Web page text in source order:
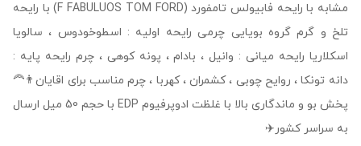
مشابه با رایحه فابیولس تامفورد (F FABULUOS TOM FORD) با رایحه
تلخ و گرم گروه بویایی چرمی رایحه اولیه : اسطوخودوس ، سالویا
اسکلاریا رایحه میانی : وانیل ، بادام ، پونه کوهی ، چرم رایحه پایه :
دانه تونکا ، روایح چوبی ، کشمران ، کهربا ، چرم مناسب برای اقایان👨‍🦰
پخش بو و ماندگاری بالا با غلظت ادوپرفیوم EDP با حجم 50 میل ارسال
به سراسر کشور✈️